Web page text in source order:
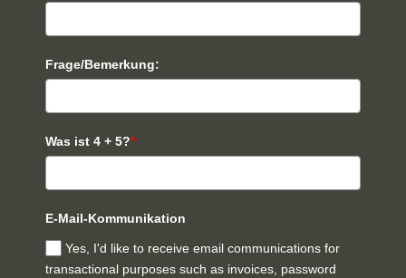
Frage/Bemerkung:
Was ist 4 + 5?*
E-Mail-Kommunikation
Yes, I'd like to receive email communications for
transactional purposes such as invoices, password